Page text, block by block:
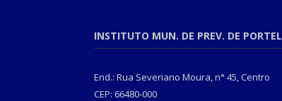
INSTITUTO MUN. DE PREV. DE PORTEL
End.: Rua Severiano Moura, n° 45, Centro
CEP: 66480-000